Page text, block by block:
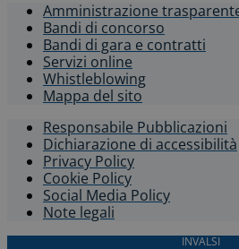
Amministrazione
Bandi di concorso
Bandi di gara e contratti
Servizi online
Whistleblowing​
Mappa del sito
Responsabile Pubblicazioni
Dichiarazione di accessibilità​
Privacy Policy
Cookie Policy
Social Media Policy
Note legali
INVALSI